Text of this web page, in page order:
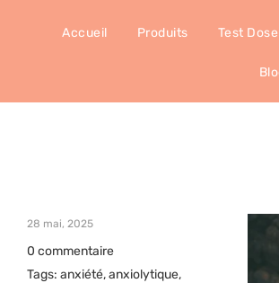
Accueil Produits Test
28 mai, 2025
0 commentaire
Tags: anxiété,anxiolytique,